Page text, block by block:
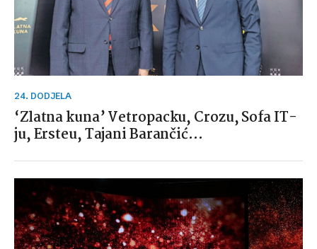
24. DODJELA
‘Zlatna kuna’ Vetropacku, Crozu, Sofa IT-
ju, Ersteu, Tajani Barančić…